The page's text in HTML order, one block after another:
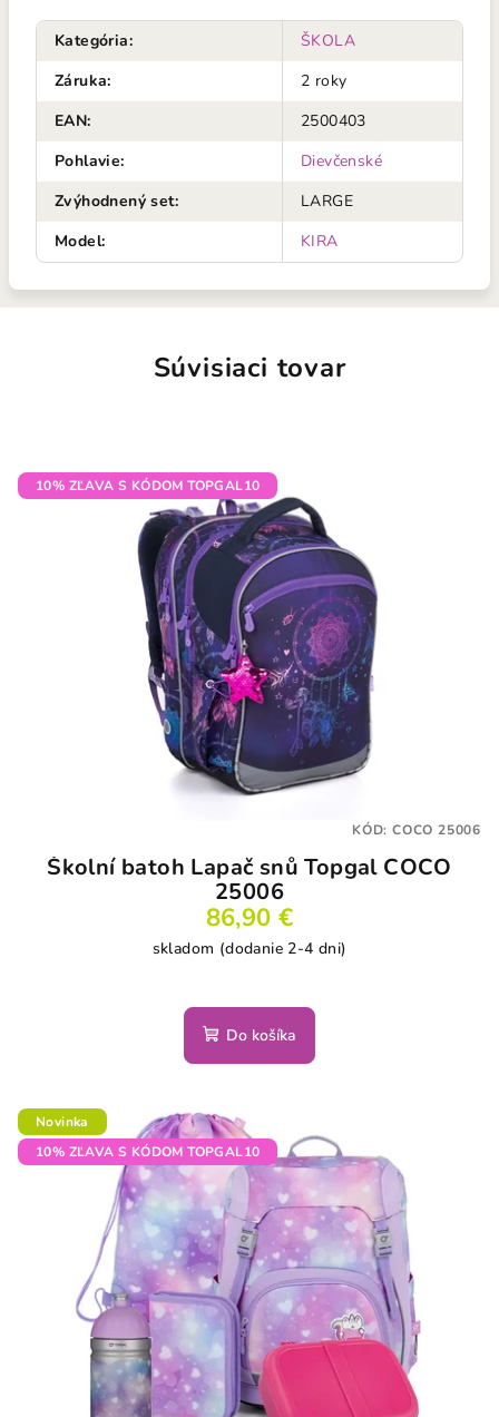
Kategória:
ŠKOLA
Záruka:
2 roky
EAN:
2500403
Pohlavie:
Dievčenské
Zvýhodnený set:
LARGE
Model: KIRA
Súvisiaci tovar
10% ZĽAVA S KÓDOM TOPGAL10
Školní batoh Lapač snů Topgal COCO
25006
86,90 €
skladom (dodanie 2-4 dni)
Do košíka
KÓD: COCO 25006
Novinka
10% ZĽAVA S KÓDOM TOPGAL10